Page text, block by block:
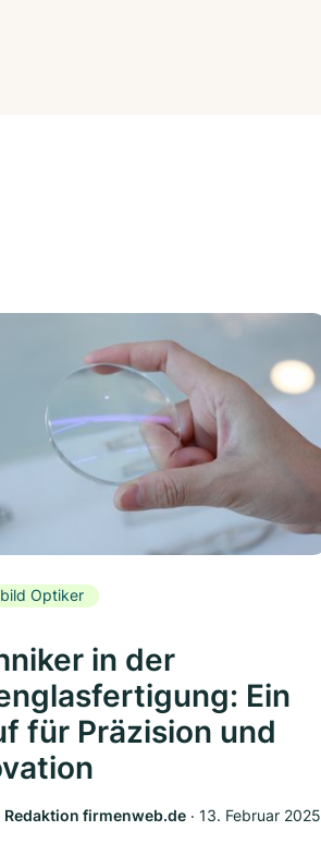
Optiker
in der
Ein
für Präzision und
Redaktion firmenweb.de ‧ 13. Februar 2025